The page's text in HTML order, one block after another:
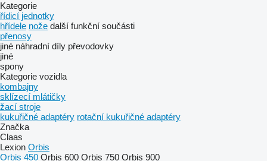
Kategorie
řídicí jednotky
hřídele nože další funkční součásti
přenosy
jiné náhradní díly převodovky
jiné
spony
Kategorie vozidla
kombajny
sklízecí mlátičky
žací stroje
kukuřičné adaptéry rotační kukuřičné adaptéry
Značka
Claas
Lexion Orbis
Orbis 450 Orbis 600 Orbis 750 Orbis 900